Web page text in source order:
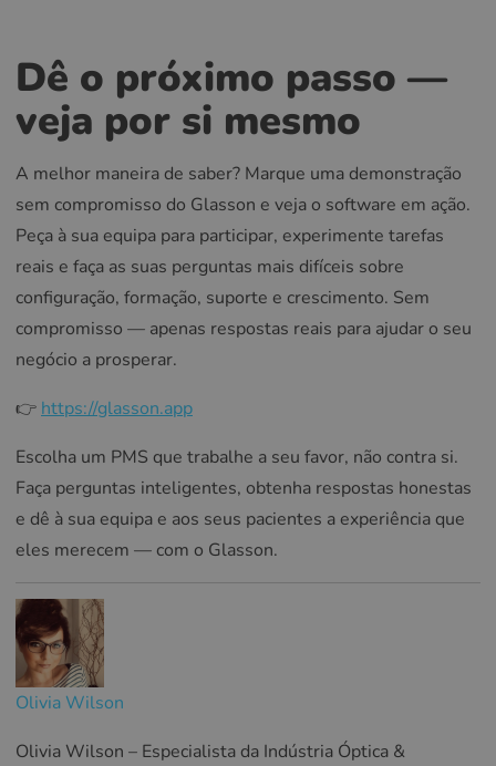
Dê o próximo passo —
veja por si mesmo
A melhor maneira de saber? Marque uma demonstração
sem compromisso do Glasson e veja o software em ação.
Peça à sua equipa para participar, experimente tarefas
reais e faça as suas perguntas mais difíceis sobre
configuração, formação, suporte e crescimento. Sem
compromisso — apenas respostas reais para ajudar o seu
negócio a prosperar.
👉 https://glasson.app
Escolha um PMS que trabalhe a seu favor, não contra si.
Faça perguntas inteligentes, obtenha respostas honestas
e dê à sua equipa e aos seus pacientes a experiência que
eles merecem — com o Glasson.
Olivia Wilson
Olivia Wilson – Especialista da Indústria Óptica &